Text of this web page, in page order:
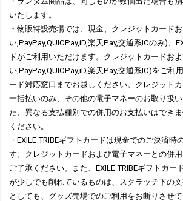
いたします。
・物販特設売場では、現金、クレジットカード
い,PayPay,QUICPay,iD,楽天Pay,交通系ICのみ)、
ドがご利用いただけます。クレジットカードお
い,PayPay,QUICPay,iD,楽天Pay,交通系IC)をご利
ード対応窓口までお越しください。クレジット
一括払いのみ、その他の電子マネーのお取り扱
た、異なる支払種別での併用のお支払いはでき
ください。
・EXILE TRIBEギフトカードは現金でのご決済時
す。クレジットカードおよび電子マネーとの併
ご了承ください。また、EXILE TRIBEギフトカー
が少しでも削れているものは、スクラッチ下の
としても、グッズ売場でのご利用をお断りさせ